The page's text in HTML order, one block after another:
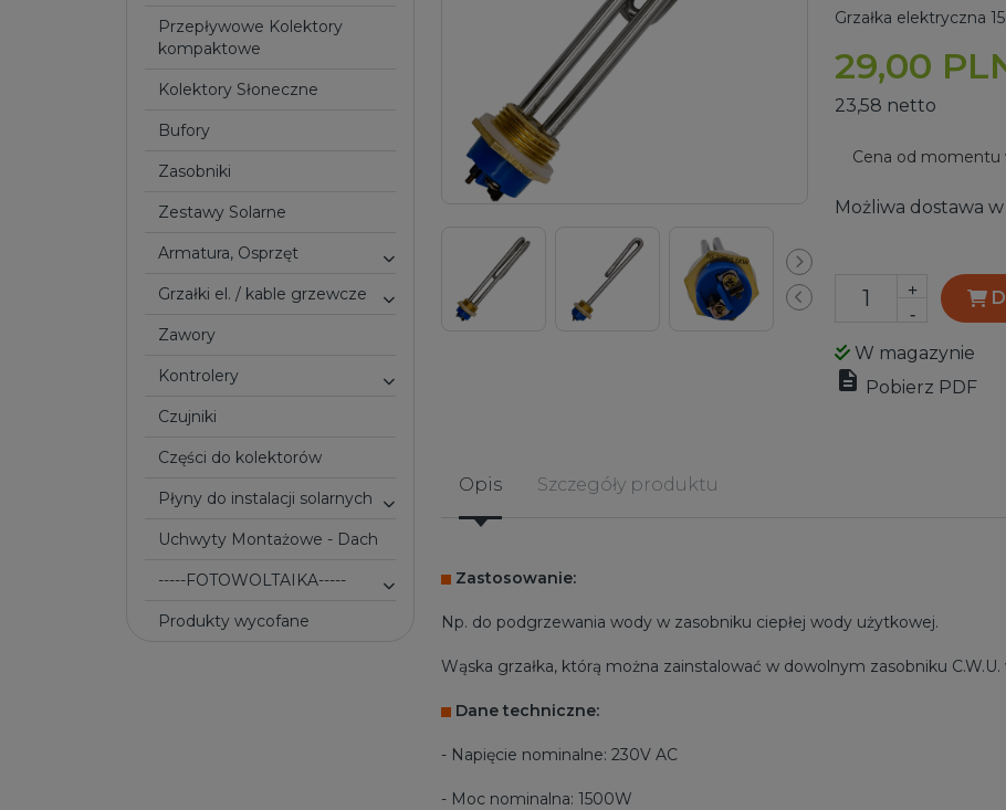
Przepływowe Kolektory
kompaktowe
Kolektory Słoneczne
Bufory
Zasobniki
Zestawy Solarne
Armatura, Osprzęt
Grzałki el. / kable grzewcze
Zawory
Kontrolery
Czujniki
Części do kolektorów
Płyny do instalacji solarnych
Uchwyty Montażowe - Dach
-----FOTOWOLTAIKA-----
Produkty wycofane
Grzałka elektryczna
29,00
23,58 netto
Cena od momentu
Możliwa dostawa
+
W magazynie
 Pobierz PDF
Opis Szczegóły produktu
Zastosowanie:
Np. do podgrzewania wody w zasobniku ciepłej wody użytkowej.
Wąska grzałka, którą można zainstalować w dowolnym zasobniku C.W.U.
Dane techniczne:
- Napięcie nominalne: 230V AC
- Moc nominalna: 1500W